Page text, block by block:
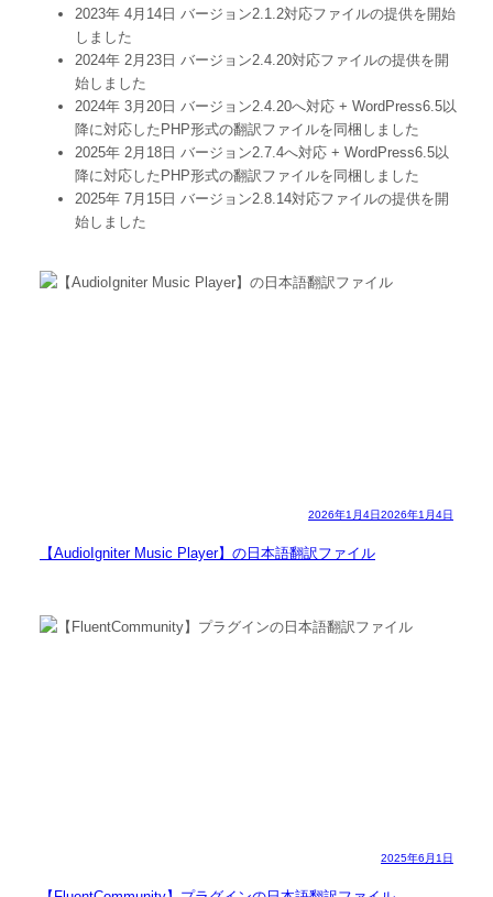
2023年 4月14日 バージョン2.1.2対応ファイルの提供を開始
しました
2024年 2月23日 バージョン2.4.20対応ファイルの提供を開
始しました
2024年 3月20日 バージョン2.4.20へ対応 + WordPress6.5以
降に対応したPHP形式の翻訳ファイルを同梱しました
2025年 2月18日 バージョン2.7.4へ対応 + WordPress6.5以
降に対応したPHP形式の翻訳ファイルを同梱しました
2025年 7月15日 バージョン2.8.14対応ファイルの提供を開
始しました
2026年1月4日2026年1月4日
【AudioIgniter Music Player】の日本語翻訳ファイル
2025年6月1日